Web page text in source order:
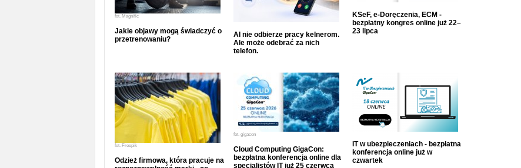
fot. Magnific
Jakie objawy mogą świadczyć o
przetrenowaniu?
AI nie odbierze pracy kelnerom.
Ale może odebrać za nich
telefon.
KSeF, e-Doręczenia, ECM -
bezpłatny kongres online już 22–
23 lipca
fot. Freepik
Odzież firmowa, która pracuje na
fot. gigacon
Cloud Computing GigaCon:
bezpłatna konferencja online dla
specjalistów IT już 25 czerwca
IT w ubezpieczeniach - bezpłatna
konferencja online już w
czwartek